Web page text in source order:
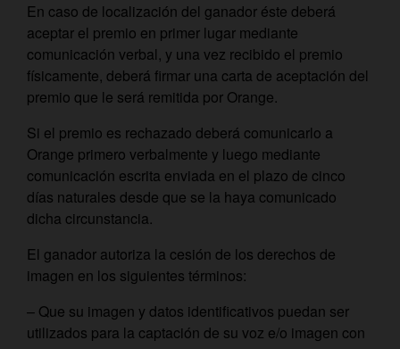
En caso de localización del ganador éste deberá
aceptar el premio en primer lugar mediante
comunicación verbal, y una vez recibido el premio
físicamente, deberá firmar una carta de aceptación del
premio que le será remitida por Orange.
Si el premio es rechazado deberá comunicarlo a
Orange primero verbalmente y luego mediante
comunicación escrita enviada en el plazo de cinco
días naturales desde que se la haya comunicado
dicha circunstancia.
El ganador autoriza la cesión de los derechos de
imagen en los siguientes términos:
– Que su imagen y datos identificativos puedan ser
utilizados para la captación de su voz e/o imagen con